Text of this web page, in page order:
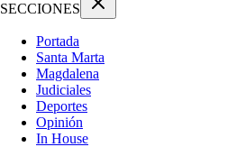
SECCIONES
Portada
Santa Marta
Magdalena
Judiciales
Deportes
Opinión
In House